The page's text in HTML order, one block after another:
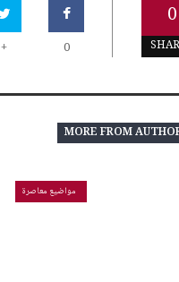
0
0
+
MORE FROM
مواضيع معاصرة